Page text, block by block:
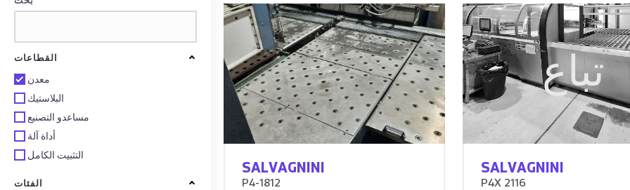
القطاعات
معدن
البلاستيك
مساعدو التصنيع
أداة آلة
التثبيت الكامل
الفئات
SALVAGNINI
P4-1812
تباع
SALVAGNINI
P4X 2116